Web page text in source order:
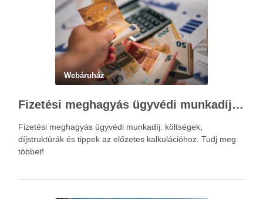
Webáruház
Fizetési meghagyás ügyvédi munkadíja: teljes költségvetési útmutató
Fizetési meghagyás ügyvédi munkadíj: költségek,
díjstruktúrák és tippek az előzetes kalkulációhoz. Tudj meg
többet!